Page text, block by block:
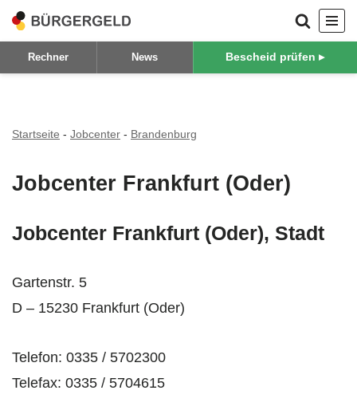
Zum
Inhalt
Rechner News Bescheid prüfen ▸
Startseite - Jobcenter - Brandenburg
Jobcenter Frankfurt (Oder)
Jobcenter Frankfurt (Oder), Stadt
Gartenstr. 5
D – 15230 Frankfurt (Oder)
Telefon: 0335 / 5702300
Telefax: 0335 / 5704615